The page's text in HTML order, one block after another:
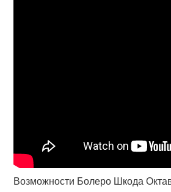
Возможности Болеро Шкода